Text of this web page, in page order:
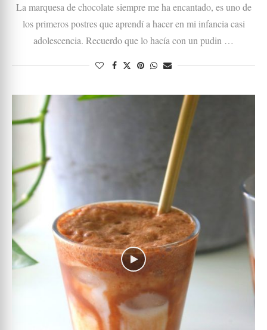
La marquesa de chocolate siempre me ha encantado, es uno de
los primeros postres que aprendí a hacer en mi infancia casi
adolescencia. Recuerdo que lo hacía con un pudin …